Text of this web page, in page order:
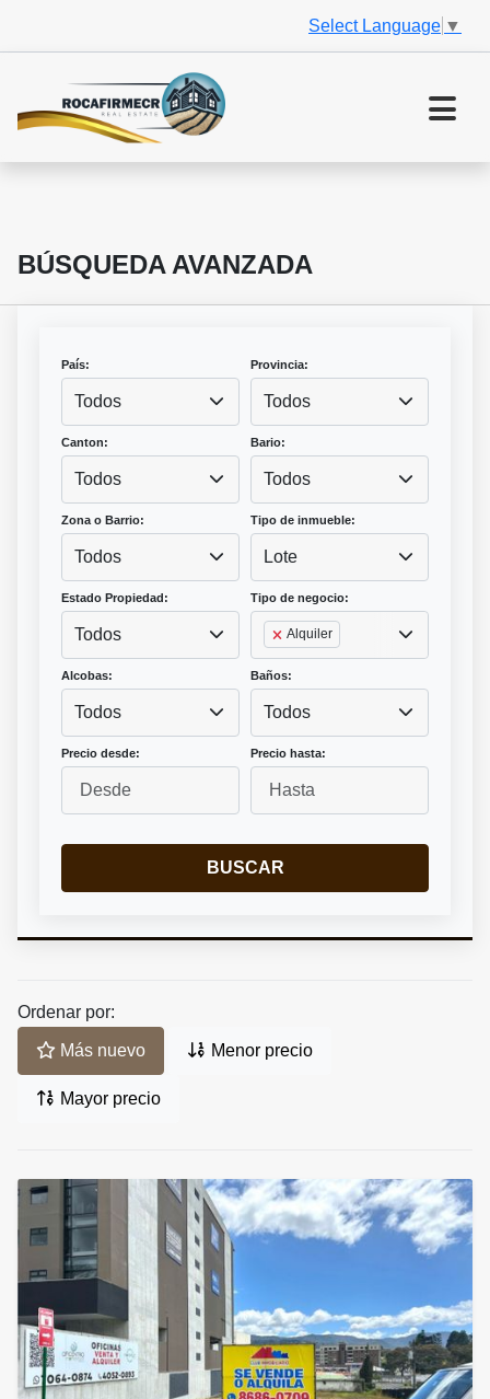
Select Language ▼
BÚSQUEDA AVANZADA
País:
Todos
Provincia:
Todos
Canton:
Todos
Bario:
Todos
Zona o Barrio:
Todos
Tipo de inmueble:
Lote
Estado Propiedad:
Todos
Tipo de negocio:
Alquiler
Alcobas:
Todos
Baños:
Todos
Precio desde: Precio hasta:
BUSCAR
Ordenar por:
Más nuevo Menor precio
Mayor precio